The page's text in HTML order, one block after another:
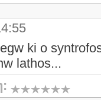
ki o
lathos...